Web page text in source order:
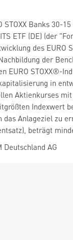
STOXX Banks 30-
ETF (DE) (der
des
der
EURO STOXX®-
in
Aktienkurses
Indexwert
Anlageziel zu
beträgt
Deutschland AG